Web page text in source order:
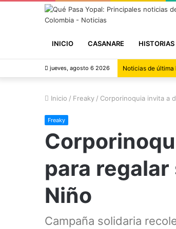
INICIO CASANARE HISTORIAS
jueves, agosto 6 2026 Noticias de última
Inicio / Freaky / Corporinoquia invita a
Freaky
para regalar
Niño
Campaña solidaria